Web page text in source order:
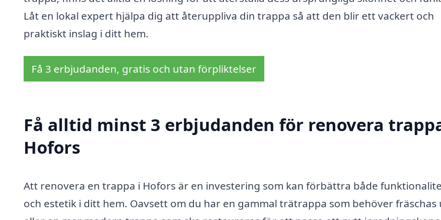
Låt en lokal expert hjälpa dig att återuppliva din trappa så att den blir ett vackert och
praktiskt inslag i ditt hem.
Få 3 erbjudanden, gratis och utan förpliktelser
Få alltid minst 3 erbjudanden för renovera
Hofors
Att renovera en trappa i Hofors är en investering som kan förbättra både
och estetik i ditt hem. Oavsett om du har en gammal trätrappa som behöver fräschas